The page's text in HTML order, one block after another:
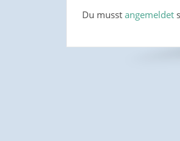
Du musst angemeldet